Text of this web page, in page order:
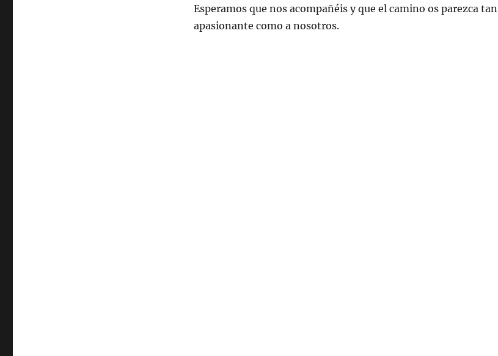
Esperamos que nos acompañéis y que el camino os parezca tan
apasionante como a nosotros.